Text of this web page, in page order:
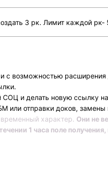
3 рк. Лимит каждой рк-
возможностью
и делать новую ссылку на
или отправки доков, замены
характер. Они не
1 часа поле